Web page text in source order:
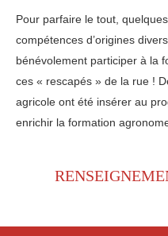
Pour parfaire le tout,
compétences d’origines
bénévolement participer à la
ces « rescapés » de la rue !
agricole ont été insérer au
enrichir la formation